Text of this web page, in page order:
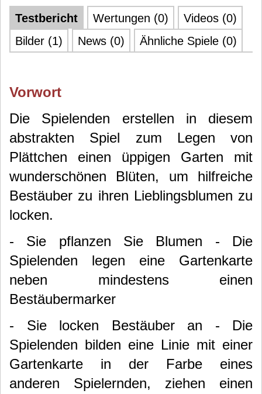
Testbericht Wertungen (0)
Videos (0)
Bilder (1)
News (0) Ähnliche Spiele (0)
Vorwort
Die Spielenden erstellen in diesem
abstrakten Spiel zum Legen von
Plättchen einen üppigen Garten mit
wunderschönen Blüten, um hilfreiche
Bestäuber zu ihren Lieblingsblumen zu
locken.
- Sie pflanzen Sie Blumen - Die
Spielenden legen eine Gartenkarte
neben mindestens einen
Bestäubermarker
- Sie locken Bestäuber an - Die
Spielenden bilden eine Linie mit einer
Gartenkarte in der Farbe eines
anderen Spielernden, ziehen einen